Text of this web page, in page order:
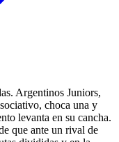
Argentinos Juniors,
choca una y
levanta en su cancha.
que ante un rival de